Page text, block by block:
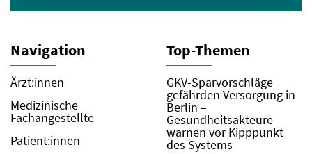
Navigation
Ärzt:innen
Medizinische
Fachangestellte
Patient:innen
Top-Themen
GKV-Sparvorschläge
gefährden Versorgung in
Berlin –
Gesundheitsakteure
warnen vor Kipppunkt
des Systems